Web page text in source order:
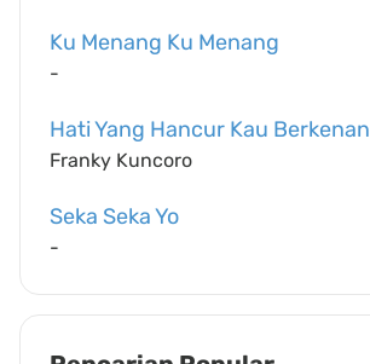
Ku Menang Ku Menang
-
Hati Yang Hancur Kau Berkenan
Franky Kuncoro
Seka Seka Yo
-